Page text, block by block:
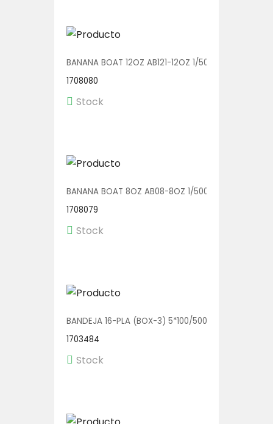
BANANA BOAT 12OZ AB121-12OZ 1/500
1708080
Stock
BANANA BOAT 8OZ AB08-8OZ 1/500
1708079
Stock
BANDEJA 16-PLA (BOX-3) 5*100/500
1703484
Stock